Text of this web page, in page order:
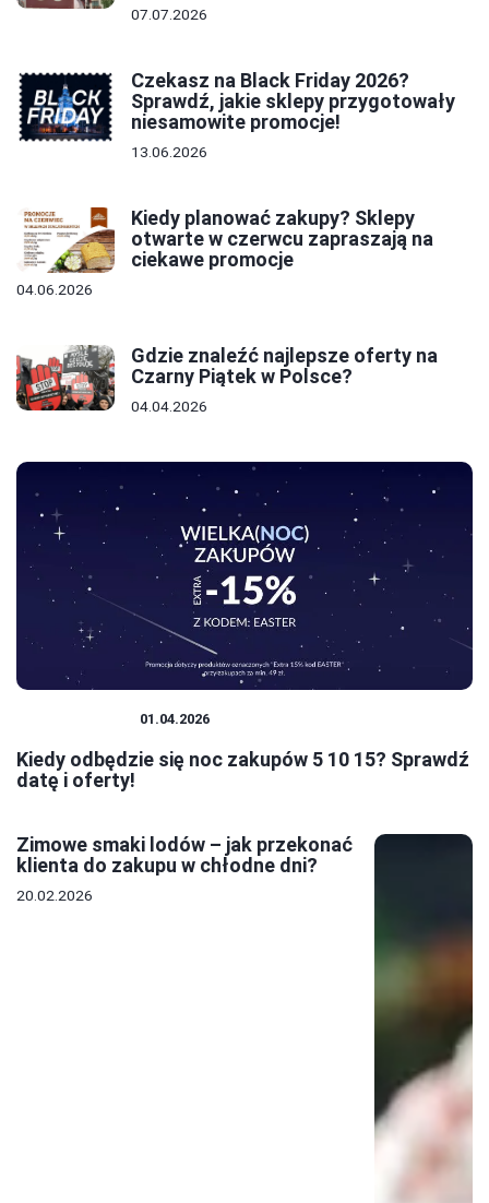
07.07.2026
Czekasz na Black Friday 2026?
Sprawdź, jakie sklepy przygotowały
niesamowite promocje!
13.06.2026
Kiedy planować zakupy? Sklepy
otwarte w czerwcu zapraszają na
ciekawe promocje
04.06.2026
Gdzie znaleźć najlepsze oferty na
Czarny Piątek w Polsce?
04.04.2026
01.04.2026
Kiedy odbędzie się noc zakupów 5 10 15? Sprawdź
datę i oferty!
Zimowe smaki lodów – jak przekonać
klienta do zakupu w chłodne dni?
20.02.2026